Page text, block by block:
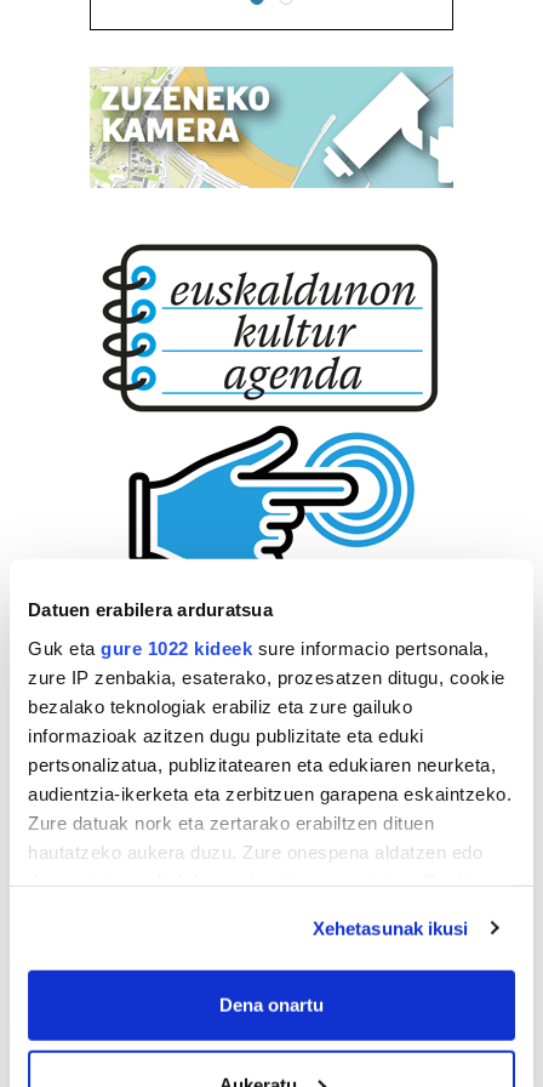
Datuen erabilera arduratsua
Guk eta gure 1022 kideek sure informacio pertsonala,
zure IP zenbakia, esaterako, prozesatzen ditugu, cookie
bezalako teknologiak erabiliz eta zure gailuko
informazioak azitzen dugu publizitate eta eduki
pertsonalizatua, publizitatearen eta edukiaren neurketa,
audientzia-ikerketa eta zerbitzuen garapena eskaintzeko.
Zure datuak nork eta zertarako erabiltzen dituen
hautatzeko aukera duzu. Zure onespena aldatzen edo
If you allow, we would also like to:
Collect information about your geographical
meters
Xehetasunak ikusi
Dena onartu
AGENDA